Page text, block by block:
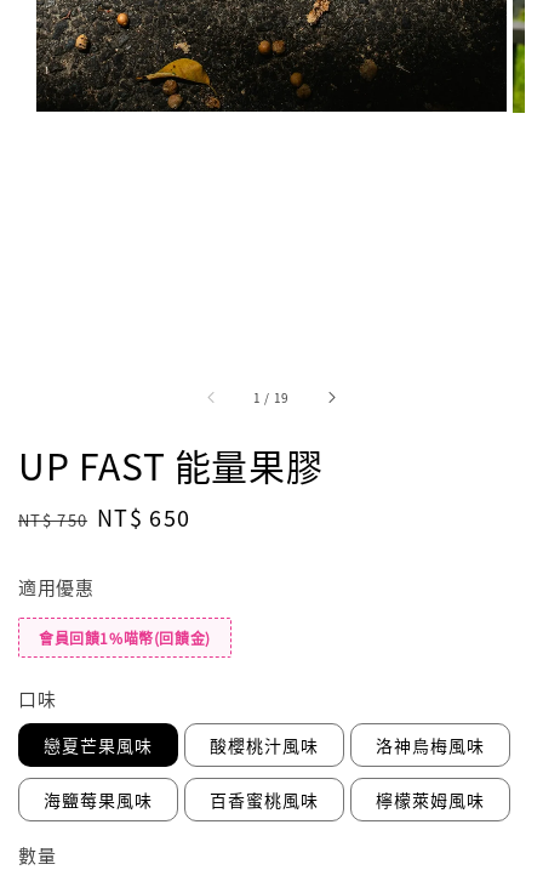
1 / 19
UP FAST 能量果膠
Regular
NT$ 750 Sale
NT$ 650
適用優惠
會員回饋1%喵幣(回饋金)
口味
戀夏芒果風味 酸櫻桃汁風味 洛神烏梅風味
海鹽莓果風味 百香蜜桃風味 檸檬萊姆風味
數量